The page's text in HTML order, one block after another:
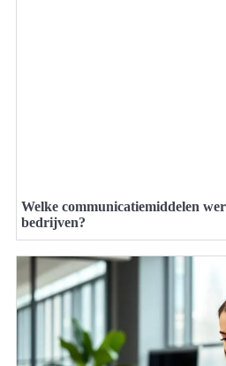
Welke communicatiemiddelen
bedrijven?